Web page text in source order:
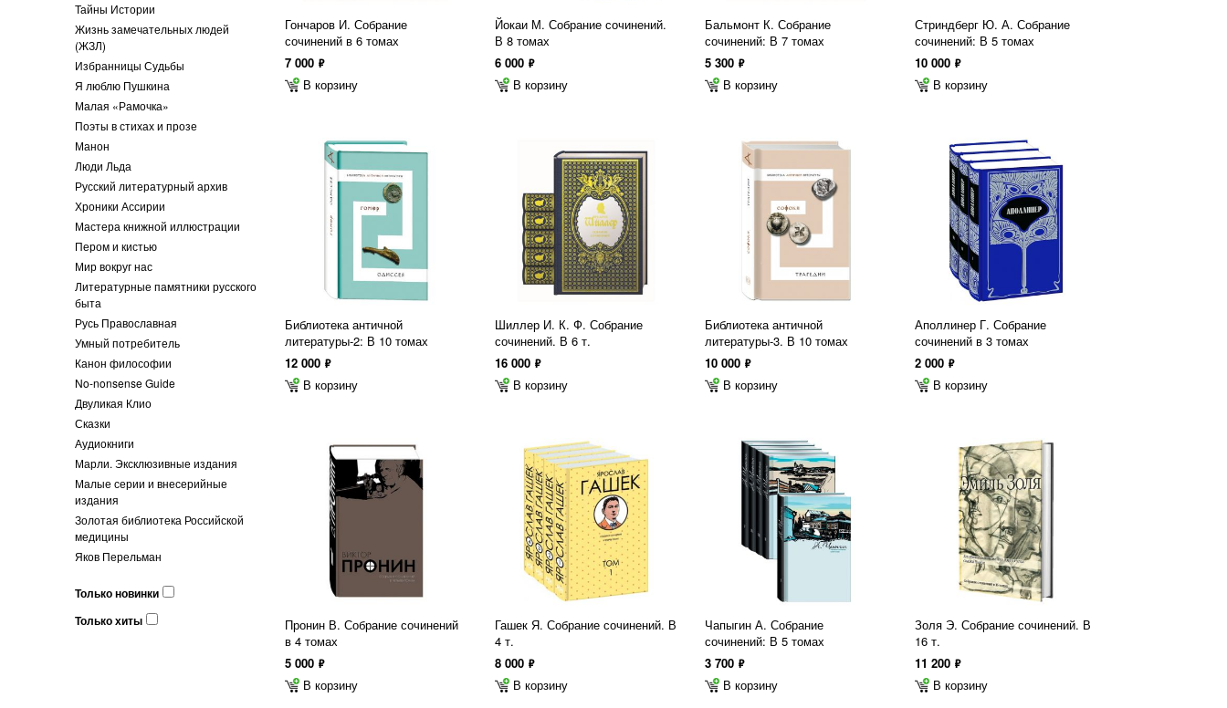
Тайны Истории
Жизнь замечательных людей
(ЖЗЛ)
Избранницы Судьбы
Я люблю Пушкина
Малая «Рамочка»
Поэты в стихах и прозе
Манон
Люди Льда
Русский литературный архив
Хроники Ассирии
Мастера книжной иллюстрации
Пером и кистью
Мир вокруг нас
Литературные памятники русского
быта
Русь Православная
Умный потребитель
Канон философии
No-nonsense Guide
Двуликая Клио
Сказки
Аудиокниги
Марли. Эксклюзивные издания
Малые серии и внесерийные
издания
Золотая библиотека Российской
медицины
Яков Перельман
Только новинки
Только хиты
Гончаров И. Собрание
сочинений в 6 томах
7 000 ф
В корзину
Йокаи М. Собрание сочинений.
В 8 томах
6 000 ф
В корзину
Бальмонт К. Собрание
сочинений: В 7 томах
5 300 ф
В корзину
Стриндберг Ю. А. Собрание
сочинений: В 5 томах
10 000 ф
В корзину
Библиотека античной
литературы-2: В 10 томах
12 000 ф
В корзину
Шиллер И. К. Ф. Собрание
сочинений. В 6 т.
16 000 ф
В корзину
Библиотека античной
литературы-3. В 10 томах
10 000 ф
В корзину
Аполлинер Г. Собрание
сочинений в 3 томах
2 000 ф
В корзину
Пронин В. Собрание сочинений
в 4 томах
5 000 ф
В корзину
Гашек Я. Собрание сочинений. В
4 т.
8 000 ф
В корзину
Чапыгин А. Собрание
сочинений: В 5 томах
3 700 ф
В корзину
Золя Э. Собрание сочинений. В
16 т.
11 200 ф
В корзину